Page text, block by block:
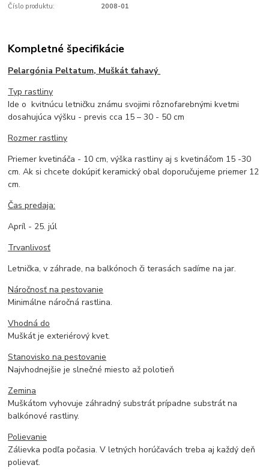
Číslo produktu: 2008-01
Kompletné špecifikácie
Pelargónia Peltatum, Muškát ťahavý
Typ rastliny
Ide o kvitnúcu letničku známu svojimi rôznofarebnými kvetmi
dosahujúca výšku - previs cca 15 – 30 - 50 cm
Rozmer rastliny
Priemer kvetináča - 10 cm, výška rastliny aj s kvetináčom 15 -30
cm. Ak si chcete dokúpiť keramický obal doporučujeme priemer 12
cm.
Čas predaja:
Apríl - 25. júl
Trvanlivosť
Letnička, v záhrade, na balkónoch či terasách sadíme na jar.
Náročnosť na pestovanie
Minimálne náročná rastlina.
Vhodná do
Muškát je exteriérový kvet.
Stanovisko na pestovanie
Najvhodnejšie je slnečné miesto až polotieň
Zemina
Muškátom vyhovuje záhradný substrát prípadne substrát na
balkónové rastliny.
Polievanie
Zálievka podľa počasia. V letných horúčavách treba aj každý deň
polievať.